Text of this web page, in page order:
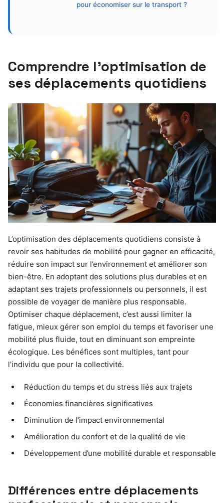
pour économiser sur le transport ?
Comprendre l’optimisation de
ses déplacements quotidiens
L’optimisation des déplacements quotidiens consiste à
revoir ses habitudes de mobilité pour gagner en efficacité,
réduire son impact sur l’environnement et améliorer son
bien-être. En adoptant des solutions plus durables et en
adaptant ses trajets professionnels ou personnels, il est
possible de voyager de manière plus responsable.
Optimiser chaque déplacement, c’est aussi limiter la
fatigue, mieux gérer son emploi du temps et favoriser une
mobilité plus fluide, tout en diminuant son empreinte
écologique. Les bénéfices sont multiples, tant pour
l’individu que pour la collectivité.
Réduction du temps et du stress liés aux trajets
Économies financières significatives
Diminution de l’impact environnemental
Amélioration du confort et de la qualité de vie
Développement d’une mobilité durable et responsable
Différences entre déplacements